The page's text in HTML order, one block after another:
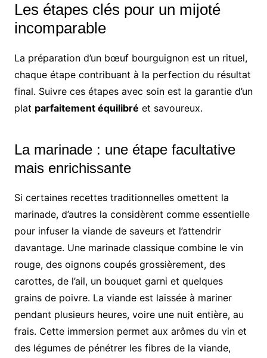
Les étapes clés pour un mijoté
incomparable
La préparation d’un bœuf bourguignon est un rituel,
chaque étape contribuant à la perfection du résultat
final. Suivre ces étapes avec soin est la garantie d’un
plat parfaitement équilibré et savoureux.
La marinade : une étape facultative
mais enrichissante
Si certaines recettes traditionnelles omettent la
marinade, d’autres la considèrent comme essentielle
pour infuser la viande de saveurs et l’attendrir
davantage. Une marinade classique combine le vin
rouge, des oignons coupés grossièrement, des
carottes, de l’ail, un bouquet garni et quelques
grains de poivre. La viande est laissée à mariner
pendant plusieurs heures, voire une nuit entière, au
frais. Cette immersion permet aux arômes du vin et
des légumes de pénétrer les fibres de la viande,